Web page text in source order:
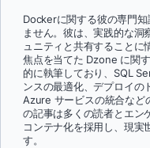
Dockerに関する彼の専門
ません。彼は、実践的な洞
ュニティと共有すること
焦点を当てた Dzone に関
的に執筆しており、SQL
ンスの最適化、デプロイの
Azure サービスの統合など
の記事は多くの読者とエン
コンテナ化を採用し、現実
す。